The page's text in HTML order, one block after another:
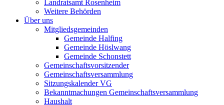
Landratsamt Rosenheim
Weitere Behörden
Über uns
Mitgliedsgemeinden
Gemeinde Halfing
Gemeinde Höslwang
Gemeinde Schonstett
Gemeinschaftsvorsitzender
Gemeinschaftsversammlung
Sitzungskalender VG
Bekanntmachungen Gemeinschaftsversammlung
Haushalt